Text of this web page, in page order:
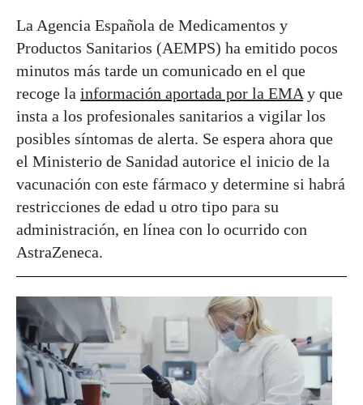
La Agencia Española de Medicamentos y
Productos Sanitarios (AEMPS) ha emitido pocos
minutos más tarde un comunicado en el que
recoge la información aportada por la EMA y que
insta a los profesionales sanitarios a vigilar los
posibles síntomas de alerta. Se espera ahora que
el Ministerio de Sanidad autorice el inicio de la
vacunación con este fármaco y determine si habrá
restricciones de edad u otro tipo para su
administración, en línea con lo ocurrido con
AstraZeneca.